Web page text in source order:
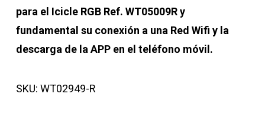
para el Icicle RGB Ref. WT05009R y
fundamental su conexión a una Red Wifi y la
descarga de la APP en el teléfono móvil.
SKU: WT02949-R